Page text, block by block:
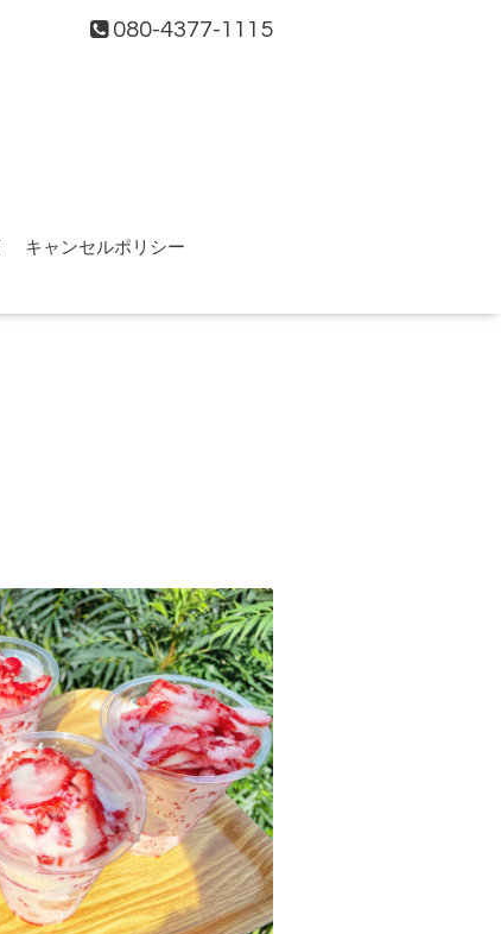
080-4377-1115
キャンセルポリシー